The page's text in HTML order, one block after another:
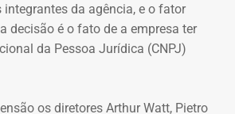
da agência, e o fator
decisão é o fato de a empresa ter
da Pessoa Jurídica (CNPJ)
os diretores Arthur Watt, Pietro